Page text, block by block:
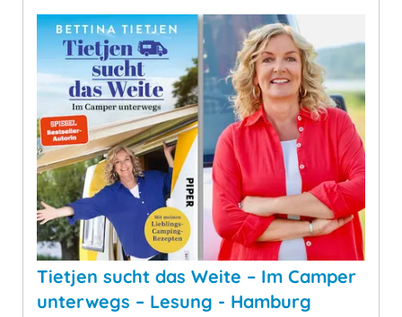
Tietjen sucht das Weite – Im Camper
unterwegs – Lesung - Hamburg